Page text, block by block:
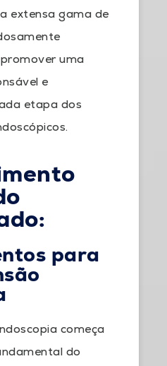
extensa gama de
uma
e
etapa dos
para
começa
do